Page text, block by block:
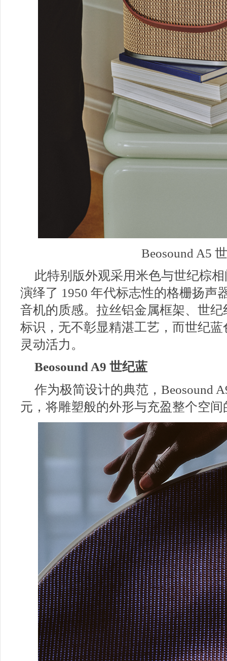
Beosound A5
此特别版外观采用米色与世纪棕
演绎了 1950 年代标志性的格栅扬声
音机的质感。拉丝铝金属框架、世
标识，无不彰显精湛工艺，而世纪
灵动活力。
Beosound A9 世纪蓝
作为极简设计的典范，Beosound
元，将雕塑般的外形与充盈整个空